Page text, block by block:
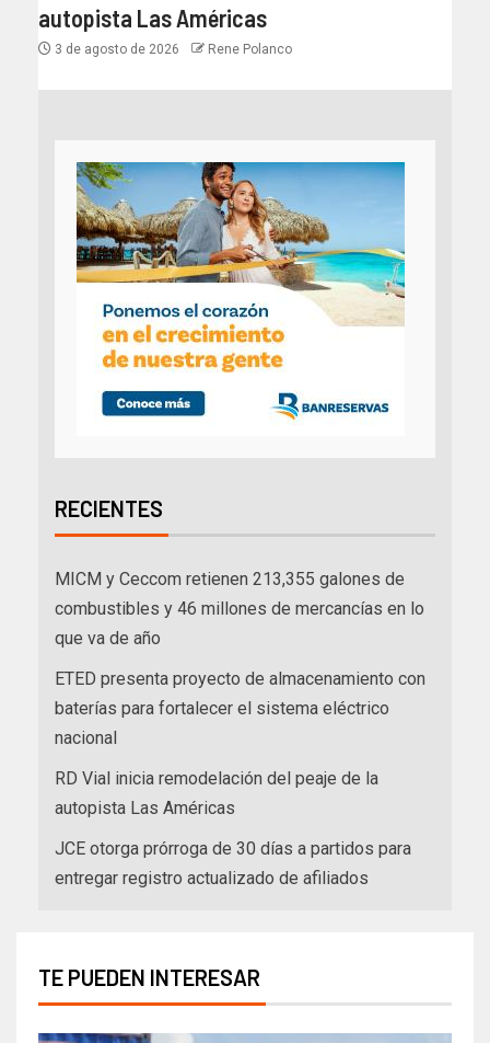
autopista Las Américas
3 de agosto de 2026 Rene Polanco
RECIENTES
MICM y Ceccom retienen 213,355 galones de
combustibles y 46 millones de mercancías en lo
que va de año
ETED presenta proyecto de almacenamiento con
baterías para fortalecer el sistema eléctrico
nacional
RD Vial inicia remodelación del peaje de la
autopista Las Américas
JCE otorga prórroga de 30 días a partidos para
entregar registro actualizado de afiliados
TE PUEDEN INTERESAR